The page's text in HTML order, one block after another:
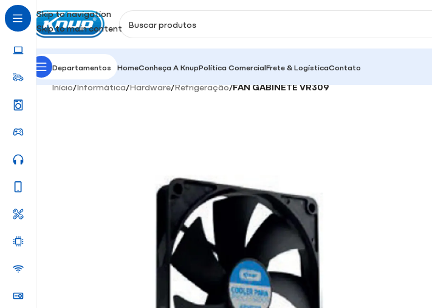
Skip to navigation
Skip to main content
Departamentos HomeConheça A KnupPolítica ComercialFrete & LogísticaContato
Início/Informática/Hardware/Refrigeração/FAN GABINETE VR309